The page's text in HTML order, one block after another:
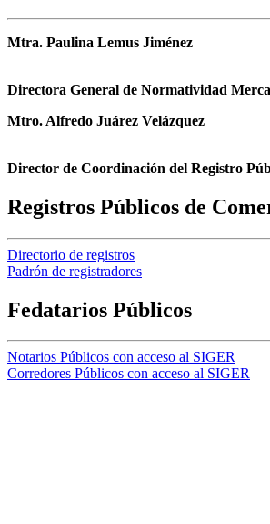
Mtra. Paulina Lemus Jiménez
Directora General de Normatividad
Mtro. Alfredo Juárez Velázquez
Director de Coordinación del Registro
Registros Públicos de
Directorio de registros
Padrón de registradores
Fedatarios Públicos
Notarios Públicos con acceso al SIGER
Corredores Públicos con acceso al SIGER